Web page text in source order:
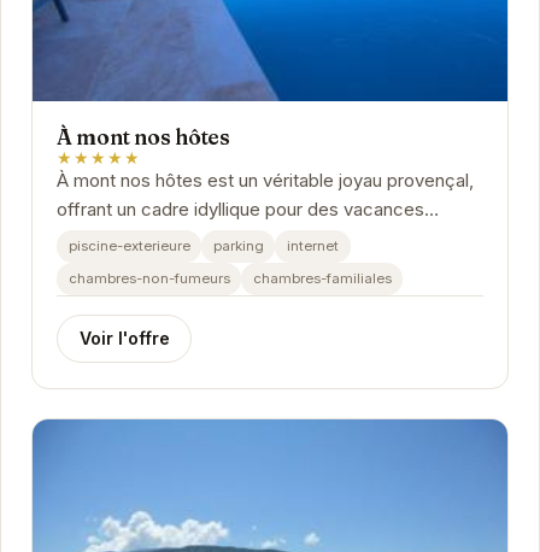
À mont nos hôtes
★★★★★
À mont nos hôtes est un véritable joyau provençal,
offrant un cadre idyllique pour des vacances
relaxantes. Situé à Mollans-sur-Ouvèze, cet...
piscine-exterieure parking
internet
chambres-non-fumeurs
chambres-familiales
Voir l'offre